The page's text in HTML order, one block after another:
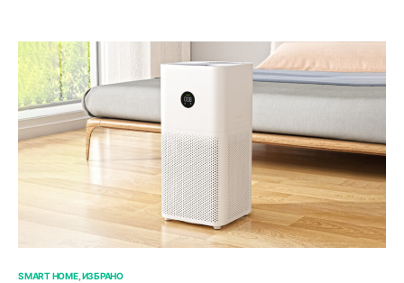
SMART HOME ИЗБРАНО